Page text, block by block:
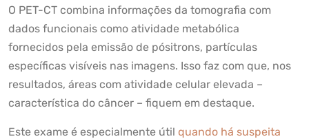
O PET-CT combina informações da tomografia com
dados funcionais como atividade metabólica
fornecidos pela emissão de pósitrons, partículas
específicas visíveis nas imagens. Isso faz com que, nos
resultados, áreas com atividade celular elevada –
característica do câncer – fiquem em destaque.
Este exame é especialmente útil quando há suspeita